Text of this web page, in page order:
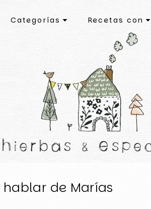
Categorías Recetas con
de Marías